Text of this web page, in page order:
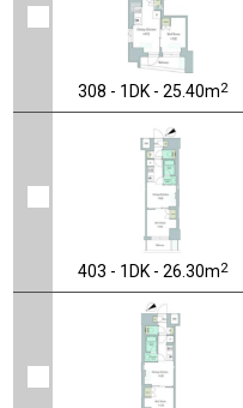
308 - 1DK - 25.40m2
403 - 1DK - 26.30m2